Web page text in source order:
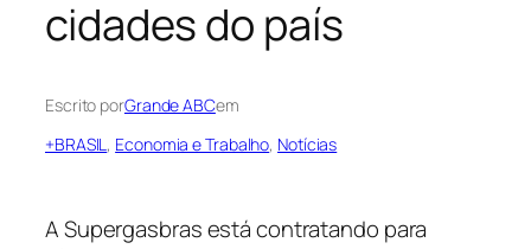
cidades do país
Escrito porGrande ABCem
+BRASIL, Economia e Trabalho, Notícias
A Supergasbras está contratando para